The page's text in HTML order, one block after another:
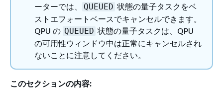
ーターでは、
QUEUED 状態の量子タスクをベ
ストエフォートベースでキャンセルできます。
QPU の QUEUED 状態の量子タスクは、QPU
の可用性ウィンドウ中は正常にキャンセルされ
ないことに注意してください。
このセクションの内容: